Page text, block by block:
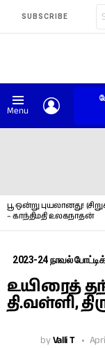
SUBSCRIBE
Menu
பூ ஒன்று புயலானது!
– காந்திமதி உலகநாதன்
2023-24 நாவல்
உயிரைத்
தி.வள்ளி,
byValli T